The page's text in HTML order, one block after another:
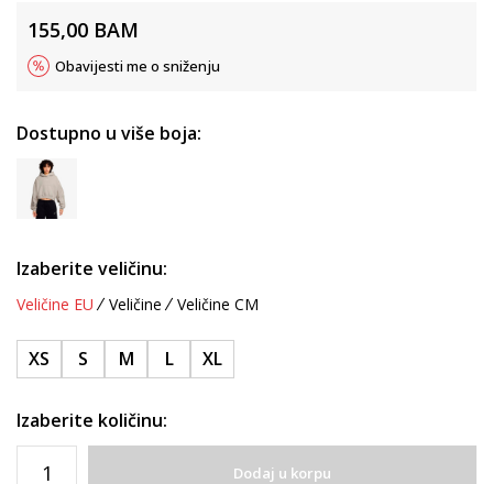
155,00 BAM
Obavijesti me o sniženju
Dostupno u više boja:
Izaberite veličinu:
Veličine EU Veličine Veličine CM
XS S M L XL
Izaberite količinu:
Dodaj u korpu